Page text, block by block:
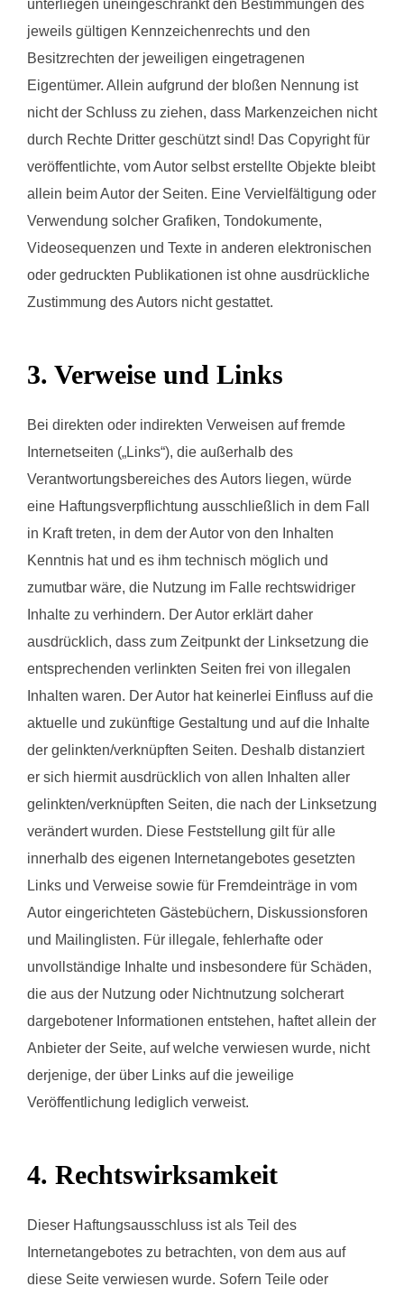
unterliegen uneingeschränkt den Bestimmungen des
jeweils gültigen Kennzeichenrechts und den
Besitzrechten der jeweiligen eingetragenen
Eigentümer. Allein aufgrund der bloßen Nennung ist
nicht der Schluss zu ziehen, dass Markenzeichen nicht
durch Rechte Dritter geschützt sind! Das Copyright für
veröffentlichte, vom Autor selbst erstellte Objekte bleibt
allein beim Autor der Seiten. Eine Vervielfältigung oder
Verwendung solcher Grafiken, Tondokumente,
Videosequenzen und Texte in anderen elektronischen
oder gedruckten Publikationen ist ohne ausdrückliche
Zustimmung des Autors nicht gestattet.
3. Verweise und Links
Bei direkten oder indirekten Verweisen auf fremde
Internetseiten („Links“), die außerhalb des
Verantwortungsbereiches des Autors liegen, würde
eine Haftungsverpflichtung ausschließlich in dem Fall
in Kraft treten, in dem der Autor von den Inhalten
Kenntnis hat und es ihm technisch möglich und
zumutbar wäre, die Nutzung im Falle rechtswidriger
Inhalte zu verhindern. Der Autor erklärt daher
ausdrücklich, dass zum Zeitpunkt der Linksetzung die
entsprechenden verlinkten Seiten frei von illegalen
Inhalten waren. Der Autor hat keinerlei Einfluss auf die
aktuelle und zukünftige Gestaltung und auf die Inhalte
der gelinkten/verknüpften Seiten. Deshalb distanziert
er sich hiermit ausdrücklich von allen Inhalten aller
gelinkten/verknüpften Seiten, die nach der Linksetzung
verändert wurden. Diese Feststellung gilt für alle
innerhalb des eigenen Internetangebotes gesetzten
Links und Verweise sowie für Fremdeinträge in vom
Autor eingerichteten Gästebüchern, Diskussionsforen
und Mailinglisten. Für illegale, fehlerhafte oder
unvollständige Inhalte und insbesondere für Schäden,
die aus der Nutzung oder Nichtnutzung solcherart
dargebotener Informationen entstehen, haftet allein der
Anbieter der Seite, auf welche verwiesen wurde, nicht
derjenige, der über Links auf die jeweilige
Veröffentlichung lediglich verweist.
4. Rechtswirksamkeit
Dieser Haftungsausschluss ist als Teil des
Internetangebotes zu betrachten, von dem aus auf
diese Seite verwiesen wurde. Sofern Teile oder